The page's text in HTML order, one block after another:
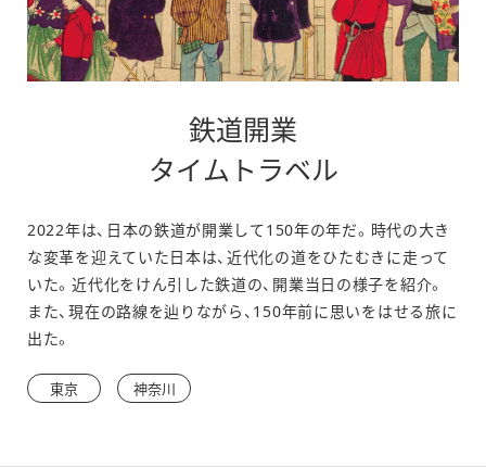
鉄道開業
タイムトラベル別
ィ
ン
ド
2022年は、日本の鉄道が開業して150年の年だ。時代の大き
な変革を迎えていた日本は、近代化の道をひたむきに走って
いた。近代化をけん引した鉄道の、開業当日の様子を紹介。
また、現在の路線を辿りながら、150年前に思いをはせる旅に
出た。
東京 神奈川